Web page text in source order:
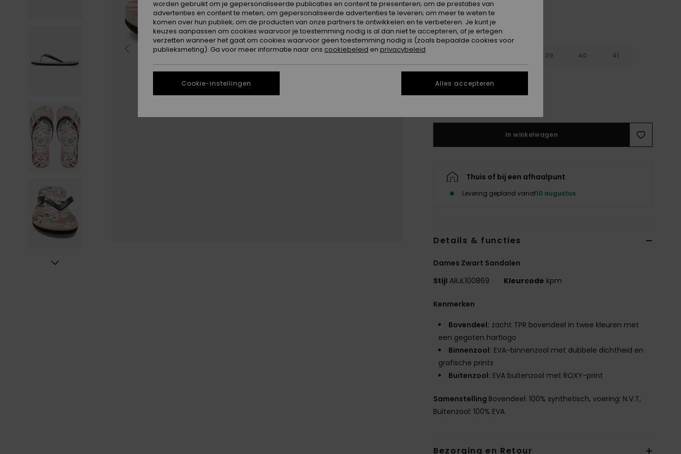
39 40 41
42
In winkelwagen
Thuis of bij een afhaalpunt
Levering gepland vanaf10 augustus
Details & functies
Dames Zwart Sandalen
Stijl ARJL100869 Kleurcode kpm
Kenmerken
Bovendeel: zacht TPR bovendeel in twee kleuren met
een gegoten hartlogo
Binnenzool: EVA-binnenzool met dubbele dichtheid en
grafische prints
Buitenzool: EVA buitenzool met ROXY-print
Samenstelling Bovendeel: 100% synthetisch, voering: N.V.T,
Buitenzool: 100% EVA
Bezorging en Retour
worden gebruikt om je gepersonaliseerde publicaties en content te presenteren; om de prestaties van
advertenties en content te meten; om gepersonaliseerde advertenties te leveren; om meer te weten te
komen over hun publiek; om de producten van onze partners te ontwikkelen en te verbeteren. Je kunt je
keuzes aanpassen om cookies waarvoor je toestemming nodig is al dan niet te accepteren, of je ertegen
verzetten wanneer het gaat om cookies waarvoor geen toestemming nodig is (zoals bepaalde cookies voor
publieksmeting). Ga voor meer informatie naar ons cookiebeleid en privacybeleid
Cookie-instellingen Alles accepteren